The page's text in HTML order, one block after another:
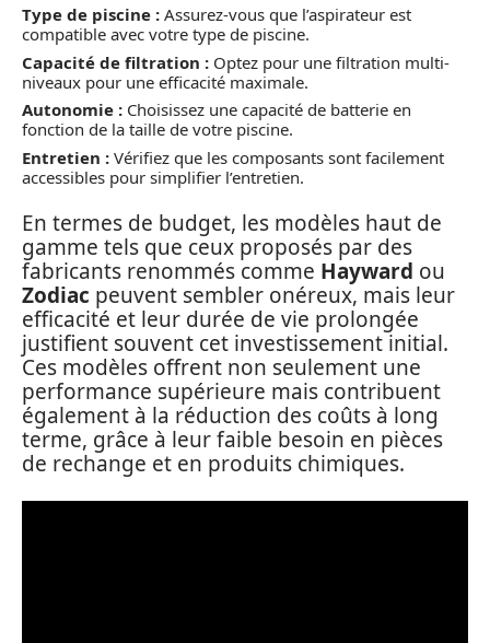
Type de piscine : Assurez-vous que l’aspirateur est
compatible avec votre type de piscine.
Capacité de filtration : Optez pour une filtration multi-
niveaux pour une efficacité maximale.
Autonomie : Choisissez une capacité de batterie en
fonction de la taille de votre piscine.
Entretien : Vérifiez que les composants sont facilement
accessibles pour simplifier l’entretien.
En termes de budget, les modèles haut de
gamme tels que ceux proposés par des
fabricants renommés comme Hayward ou
Zodiac peuvent sembler onéreux, mais leur
efficacité et leur durée de vie prolongée
justifient souvent cet investissement initial.
Ces modèles offrent non seulement une
performance supérieure mais contribuent
également à la réduction des coûts à long
terme, grâce à leur faible besoin en pièces
de rechange et en produits chimiques.